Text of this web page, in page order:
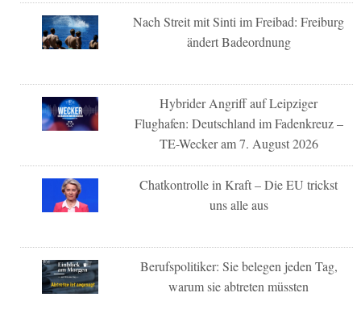
Nach Streit mit Sinti im Freibad: Freiburg
ändert Badeordnung
Hybrider Angriff auf Leipziger
Flughafen: Deutschland im Fadenkreuz –
TE-Wecker am 7. August 2026
Chatkontrolle in Kraft – Die EU trickst
uns alle aus
Berufspolitiker: Sie belegen jeden Tag,
warum sie abtreten müssten